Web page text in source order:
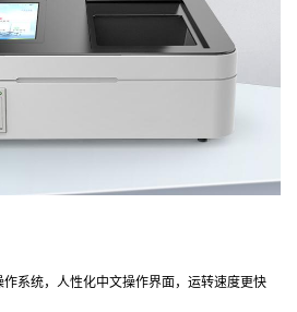
作系统，人性化中文操作界面，运转速度更快